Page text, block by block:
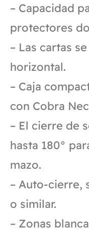
– Capacidad
protectores
– Las cartas
horizontal.
– Caja
con Cobra
– El cierre de
hasta 180°
mazo.
– Auto-cierre,
o similar.
– Zonas